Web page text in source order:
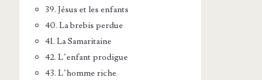
39. Jésus et les enfants
40. La brebis perdue
41. La Samaritaine
42. L’enfant prodigue
43. L’homme riche